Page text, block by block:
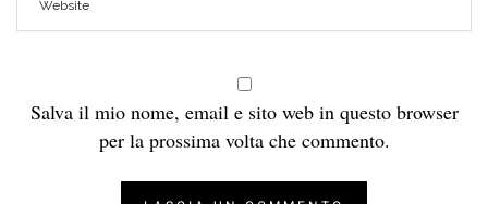
Salva il mio nome, email e sito web in questo browser
per la prossima volta che commento.